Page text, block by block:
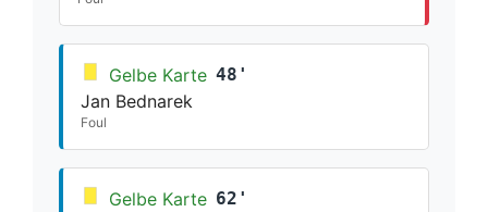
Gelbe Karte 48'
Jan Bednarek
Foul
Gelbe Karte 62'